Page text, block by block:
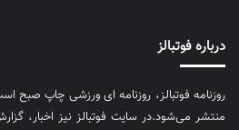
درباره فوتبالز
منتشر می‌شود.در سایت فوتبالز نیز اخبار،